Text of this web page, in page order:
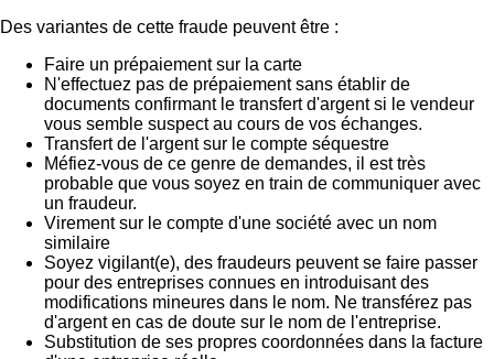
Des variantes de cette fraude peuvent être :
Faire un prépaiement sur la carte
N'effectuez pas de prépaiement sans établir de
documents confirmant le transfert d'argent si le vendeur
vous semble suspect au cours de vos échanges.
Transfert de l'argent sur le compte séquestre
Méfiez-vous de ce genre de demandes, il est très
probable que vous soyez en train de communiquer avec
un fraudeur.
Virement sur le compte d'une société avec un nom
similaire
Soyez vigilant(e), des fraudeurs peuvent se faire passer
pour des entreprises connues en introduisant des
modifications mineures dans le nom. Ne transférez pas
d'argent en cas de doute sur le nom de l'entreprise.
Substitution de ses propres coordonnées dans la facture